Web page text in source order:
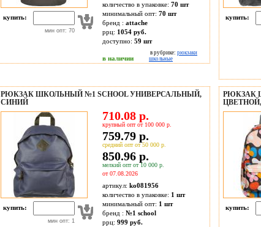
купить:
мин опт: 70
количество в упаковке: 70 шт
минимальный опт: 70 шт
бренд : attache
ррц: 1054 руб.
доступно: 59 шт
в наличии
в рубрике: рюкзаки
школьные
купить:
РЮКЗАК ШКОЛЬНЫЙ №1 SCHOOL УНИВЕРСАЛЬНЫЙ,
СИНИЙ
купить:
мин опт: 1
710.08 р.
крупный опт от 100 000 р.
759.79 р.
средний опт от 50 000 р.
850.96 р.
мелкий опт от 10 000 р.
от 07.08.2026
артикул: ko081956
количество в упаковке: 1 шт
минимальный опт: 1 шт
бренд : №1 school
ррц: 999 руб.
РЮКЗАК
купить: